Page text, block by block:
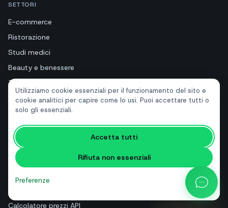
Utilizziamo cookie essenziali per il funzionamento del sito e
cookie analitici per capire come lo usi. Puoi accettare tutti o
solo gli essenziali.
Accetta tutti
Rifiuta non essenziali
Preferenze
SETTORI
E-commerce
Ristorazione
Studi medici
Beauty e benessere
Turismo e hotel
Immobiliari
RISORSE
Strumenti gratuiti
Glossario
Calcolatore prezzi API